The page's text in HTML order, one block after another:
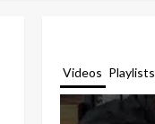
Videos Playlists